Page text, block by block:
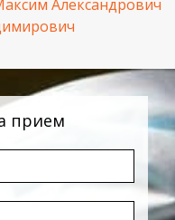
Александрович
прием